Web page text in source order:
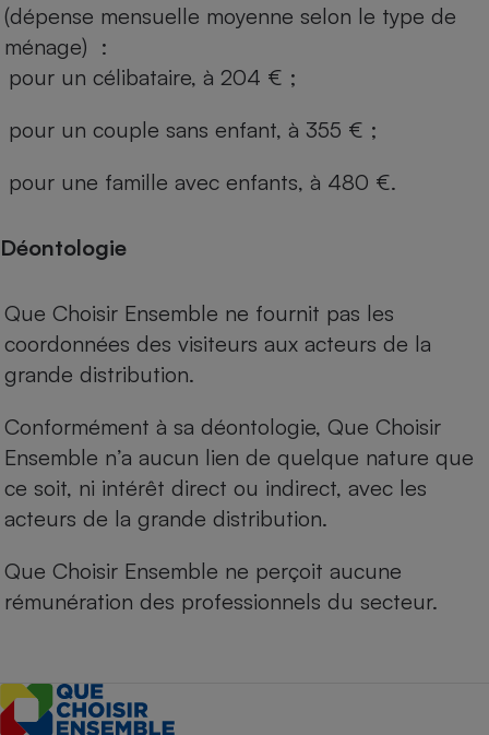
(dépense mensuelle moyenne selon le type de
ménage) :
pour un célibataire, à 204 € ;
pour un couple sans enfant, à 355 € ;
pour une famille avec enfants, à 480 €.
Déontologie
Que Choisir Ensemble ne fournit pas les
coordonnées des visiteurs aux acteurs de la
grande distribution.
Conformément à sa déontologie, Que Choisir
Ensemble n’a aucun lien de quelque nature que
ce soit, ni intérêt direct ou indirect, avec les
acteurs de la grande distribution.
Que Choisir Ensemble ne perçoit aucune
rémunération des professionnels du secteur.